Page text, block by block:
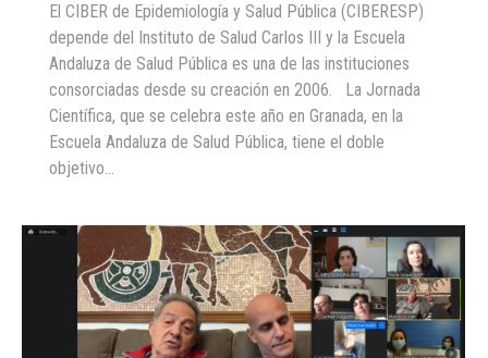
El CIBER de Epidemiología y Salud Pública (CIBERESP)
depende del Instituto de Salud Carlos III y la Escuela
Andaluza de Salud Pública es una de las instituciones
consorciadas desde su creación en 2006. La Jornada
Científica, que se celebra este año en Granada, en la
Escuela Andaluza de Salud Pública, tiene el doble
objetivo…